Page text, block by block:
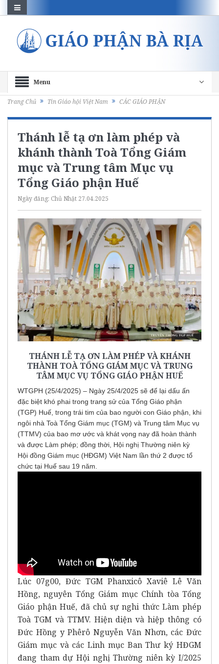
Menu
Trang Chủ Tin Giáo hội Việt Nam CÁC GIÁO PHẬN
Thánh lễ tạ ơn làm phép và
khánh thành Toà Tổng Giám
mục và Trung tâm Mục vụ
Tổng Giáo phận Huế
Ngày đăng: Chủ Nhật 27.04.2025
THÁNH LỄ TẠ ƠN LÀM PHÉP VÀ KHÁNH
THÀNH TOÀ TỔNG GIÁM MỤC VÀ TRUNG
TÂM MỤC VỤ TỔNG GIÁO PHẬN HUẾ
WTGPH (25/4/2025) – Ngày 25/4/2025 sẽ để lại dấu ấn
đặc biệt khó phai trong trang sử của Tổng Giáo phận
(TGP) Huế, trong trái tim của bao người con Giáo phận, khi
ngôi nhà Toà Tổng Giám mục (TGM) và Trung tâm Mục vụ
(TTMV) của bao mơ ước và khát vọng nay đã hoàn thành
và được Làm phép; đồng thời, Hội nghị Thường niên kỳ
Hội đồng Giám mục (HĐGM) Việt Nam lần thứ 2 được tổ
chức tại Huế sau 19 năm.
Lúc 07g00, Đức TGM Phanxicô Xaviê Lê Văn
Hồng, nguyên Tổng Giám mục Chính tòa Tổng
Giáo phận Huế, đã chủ sự nghi thức Làm phép
Toà TGM và TTMV. Hiện diện và hiệp thông có
Đức Hồng y Phêrô Nguyễn Văn Nhơn, các Đức
Giám mục và các Linh mục Ban Thư ký HĐGM
đang tham dự Hội nghị Thường niên kỳ I/2025